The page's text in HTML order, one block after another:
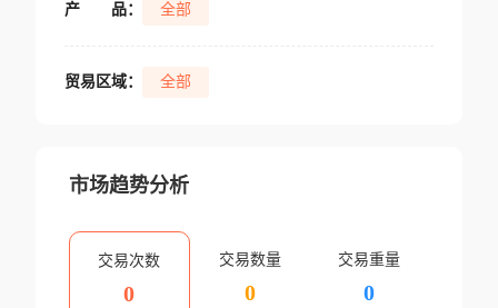
产 品： 全部
贸易区域： 全部
市场趋势分析
交易次数
0
交易数量
0
交易重量
0